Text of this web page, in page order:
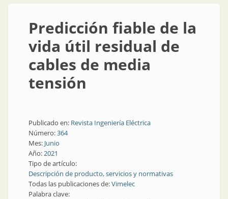
Predicción fiable de la
vida útil residual de
cables de media
tensión
Publicado en: Revista Ingeniería Eléctrica
Número:364
Mes: Junio
Año:2021
Tipo de artículo:
Descripción de producto, servicios y normativas
Todas las publicaciones de:Vimelec
Palabra clave: